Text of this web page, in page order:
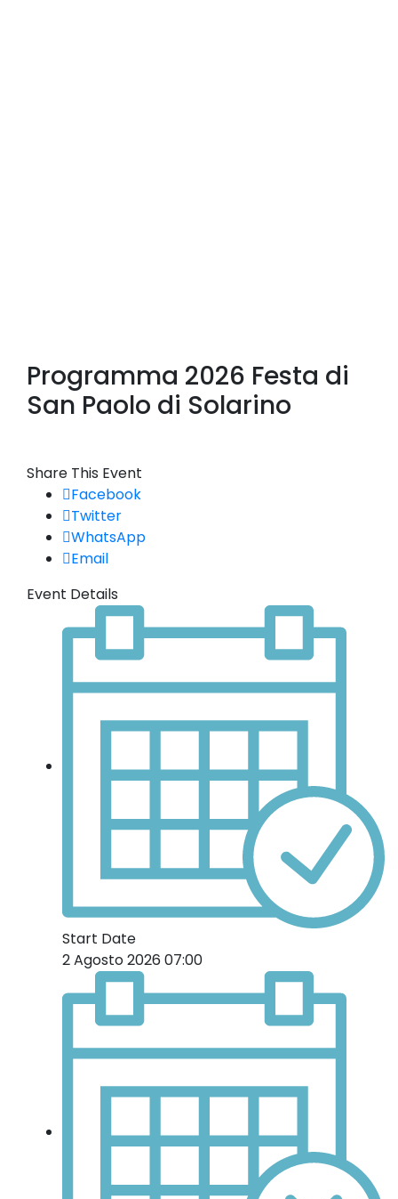
Programma 2026 Festa di
San Paolo di Solarino
Share This Event
Facebook
Twitter
WhatsApp
Email
Event Details
Start Date
2 Agosto 2026 07:00